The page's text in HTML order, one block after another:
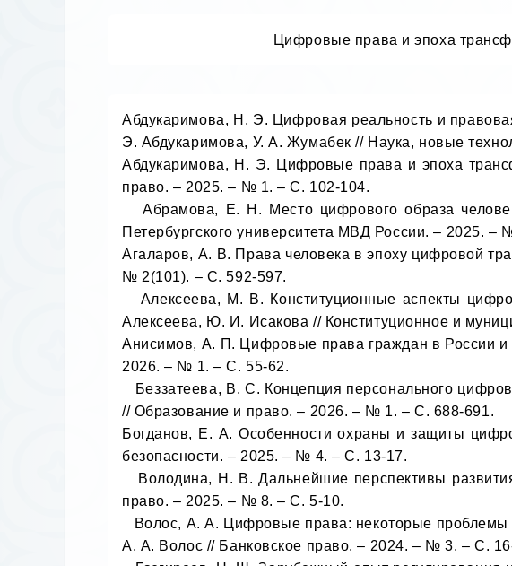
Цифровые права и эпоха
Абдукаримова, Н. Э. Цифровая реальность и
Э. Абдукаримова, У. А. Жумабек // Наука, новые
Абдукаримова, Н. Э. Цифровые права и эпоха
право. – 2025. – № 1. – С. 102-104.
Петербургского университета МВД России. – 2025. –
Агаларов, А. В. Права человека в эпоху цифровой
№ 2(101). – С. 592-597.
Алексеева, Ю. И. Исакова // Конституционное и
Анисимов, А. П. Цифровые права граждан в России
2026. – № 1. – С. 55-62.
// Образование и право. – 2026. – № 1. – С. 688-691.
Богданов, Е. А. Особенности охраны и защиты
безопасности. – 2025. – № 4. – С. 13-17.
право. – 2025. – № 8. – С. 5-10.
А. А. Волос // Банковское право. – 2024. – № 3. – С.